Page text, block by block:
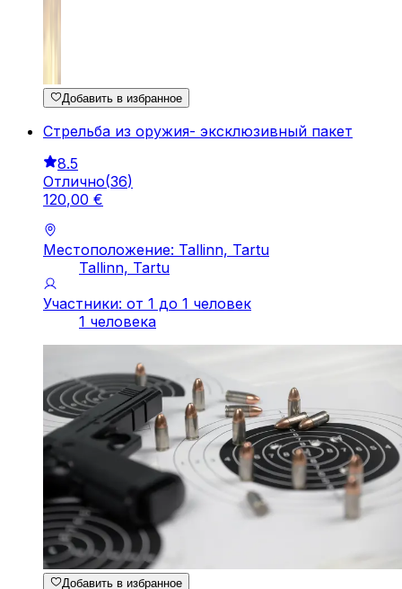
Добавить в избранное
Стрельба из оружия- эксклюзивный пакет
8.5
Отлично(36)
120,00 €
Местоположение: Tallinn, Tartu
Tallinn, Tartu
Участники: от 1 до 1 человек
1 человека
Добавить в избранное